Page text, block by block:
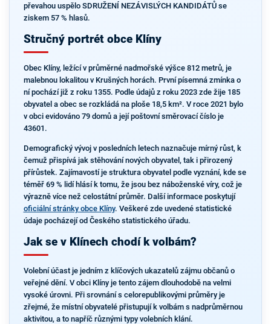
převahou uspělo SDRUŽENÍ NEZÁVISLÝCH KANDIDÁTŮ se
ziskem 57 % hlasů.
Stručný portrét obce Klíny
Obec Klíny, ležící v průměrné nadmořské výšce 812 metrů, je
malebnou lokalitou v Krušných horách. První písemná zmínka o
ní pochází již z roku 1355. Podle údajů z roku 2023 zde žije 185
obyvatel a obec se rozkládá na ploše 18,5 km². V roce 2021 bylo
v obci evidováno 79 domů a její poštovní směrovací číslo je
43601.
Demografický vývoj v posledních letech naznačuje mírný růst, k
čemuž přispívá jak stěhování nových obyvatel, tak i přirozený
přírůstek. Zajímavostí je struktura obyvatel podle vyznání, kde se
téměř 69 % lidí hlásí k tomu, že jsou bez náboženské víry, což je
výrazně více než celostátní průměr. Další informace poskytují
oficiální stránky obce Klíny. Veškeré zde uvedené statistické
údaje pocházejí od Českého statistického úřadu.
Jak se v Klínech chodí k volbám?
Volební účast je jedním z klíčových ukazatelů zájmu občanů o
veřejné dění. V obci Klíny je tento zájem dlouhodobě na velmi
vysoké úrovni. Při srovnání s celorepublikovými průměry je
zřejmé, že místní obyvatelé přistupují k volbám s nadprůměrnou
aktivitou, a to napříč různými typy volebních klání.